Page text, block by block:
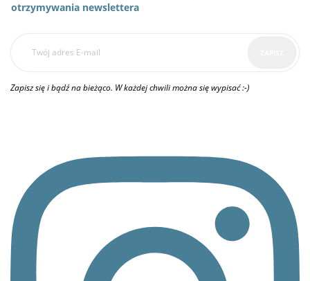
otrzymywania newslettera
Zapisz się i bądź na bieżąco. W każdej chwili można się wypisać :-)